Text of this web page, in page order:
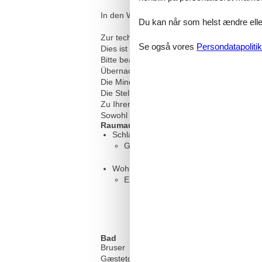
In den Wohnbereich integriert finden Sie
Zur technischen Ausstattung gehört neben
Dies ist ein Nichtraucher-Appartement.
Bitte beachten Sie, dass es in der
Übernachtungen frei zu lassen.
Die Mindestaufenthaltsdauer über den
Die Stellplätze des Hauses befinden sich
Zu Ihrem Appartement gehört der Stellplatz
Sowohl die Verbrauchskosten als auch der
Raumaufteilung
Schlafzimmer
Großes Doppelbett - Size: 181-210 cm
Wohn-/Schlafzimmer
Einzelcouch - variable size
Bad
Bruser
Gæstetoilet
Du kan når som helst ændre
Se også vores Persondatapolitik